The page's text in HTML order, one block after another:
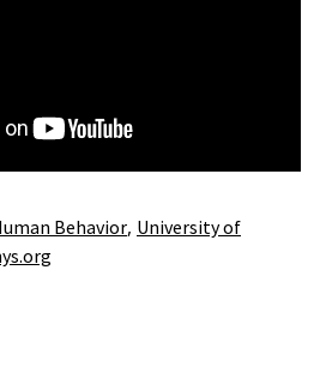
Behavior, University of